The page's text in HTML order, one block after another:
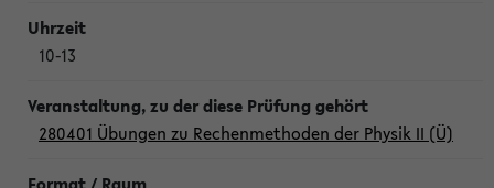
10-13
280401 Übungen zu Rechenmethoden der Physik II (Ü)